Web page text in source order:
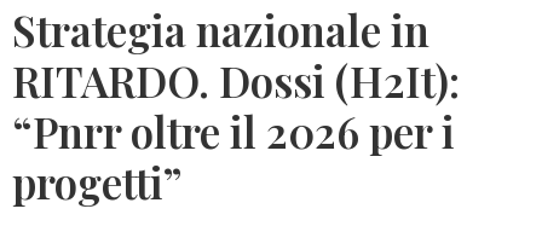
Strategia nazionale in
RITARDO. Dossi (H2It):
“Pnrr oltre il 2026 per i
progetti”